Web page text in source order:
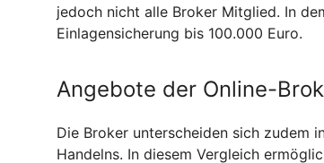
jedoch nicht alle Broker Mitglied. In
Einlagensicherung bis 100.000 Euro.
Angebote der Online-
Die Broker unterscheiden sich zudem
Handelns. In diesem Vergleich